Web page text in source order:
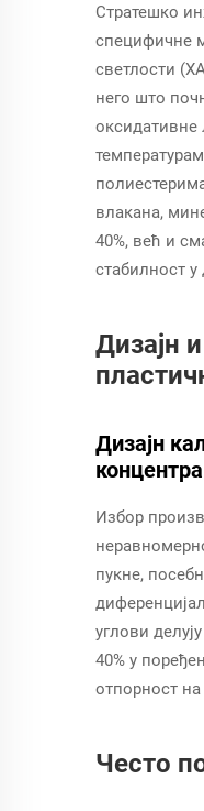
Стратешко
специфичне
светлости
него што
оксидативне
влакана,
40%, већ и
стабилност
Дизајн
Дизајн
Избор
пукне,
углови
40% у
отпорност
Често